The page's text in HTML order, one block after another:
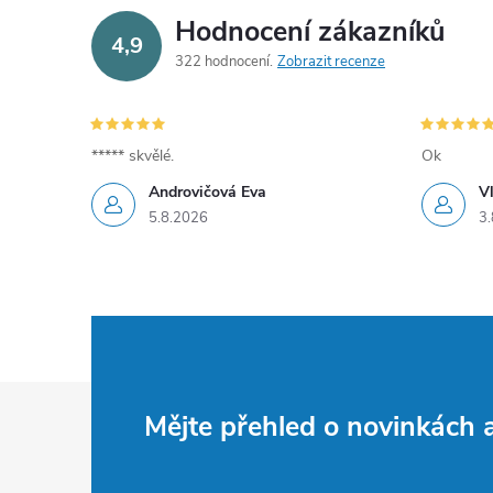
v
4,9 Hodnocení zákazníků
322 hodnocení Zobrazit recenze
Androvičová Eva
5.8.2026
***** skvělé.
Ok
Mějte přehled o novinkách